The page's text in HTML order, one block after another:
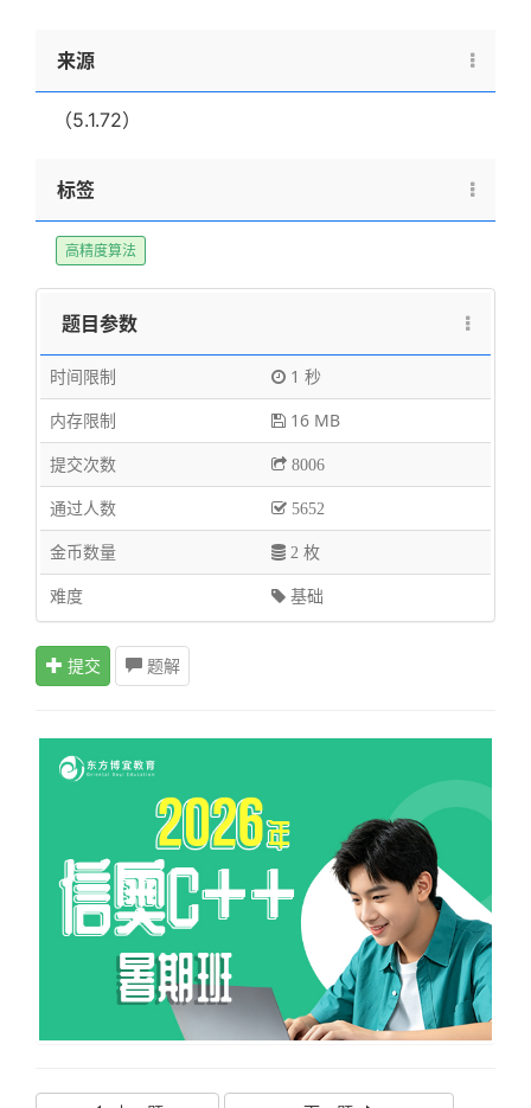
来源
（5.1.72）
标签
高精度算法
题目参数
时间限制
1 秒
内存限制
16 MB
提交次数
8006
通过人数 5652
金币数量 2 枚
难度 基础
提交 题解